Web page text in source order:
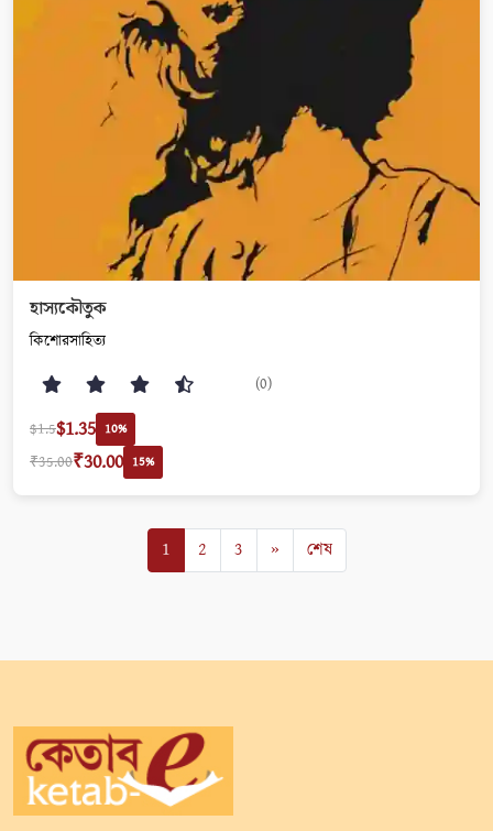
হাস্যকৌতুক
কিশোরসাহিত্য
(0)
$1.5$1.35 10%
₹35.00₹30.00 15%
1 2 3 » শেষ